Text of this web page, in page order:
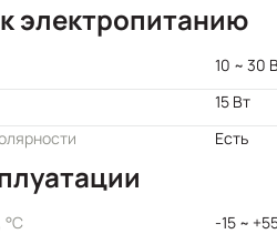
электропитанию
10 ~ 30
15 Вт
Есть
°C
-15 ~